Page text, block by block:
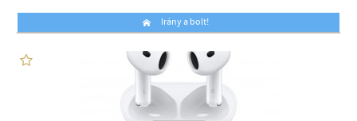
Irány a bolt!